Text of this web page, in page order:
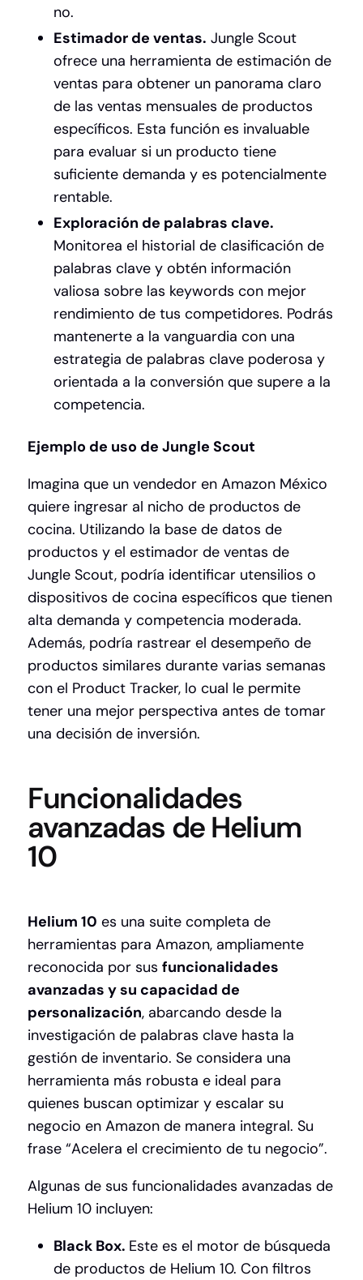
no.
Estimador de ventas. Jungle Scout
ofrece una herramienta de estimación de
ventas para obtener un panorama claro
de las ventas mensuales de productos
específicos. Esta función es invaluable
para evaluar si un producto tiene
suficiente demanda y es potencialmente
rentable.
Exploración de palabras clave.
Monitorea el historial de clasificación de
palabras clave y obtén información
valiosa sobre las keywords con mejor
rendimiento de tus competidores. Podrás
mantenerte a la vanguardia con una
estrategia de palabras clave poderosa y
orientada a la conversión que supere a la
competencia.
Ejemplo de uso de Jungle Scout
Imagina que un vendedor en Amazon México
quiere ingresar al nicho de productos de
cocina. Utilizando la base de datos de
productos y el estimador de ventas de
Jungle Scout, podría identificar utensilios o
dispositivos de cocina específicos que tienen
alta demanda y competencia moderada.
Además, podría rastrear el desempeño de
productos similares durante varias semanas
con el Product Tracker, lo cual le permite
tener una mejor perspectiva antes de tomar
una decisión de inversión.
Funcionalidades
avanzadas de Helium
10
Helium 10 es una suite completa de
herramientas para Amazon, ampliamente
reconocida por sus funcionalidades
avanzadas y su capacidad de
personalización, abarcando desde la
investigación de palabras clave hasta la
gestión de inventario. Se considera una
herramienta más robusta e ideal para
quienes buscan optimizar y escalar su
negocio en Amazon de manera integral. Su
frase “Acelera el crecimiento de tu negocio”.
Algunas de sus funcionalidades avanzadas de
Helium 10 incluyen:
Black Box. Este es el motor de búsqueda
de productos de Helium 10. Con filtros